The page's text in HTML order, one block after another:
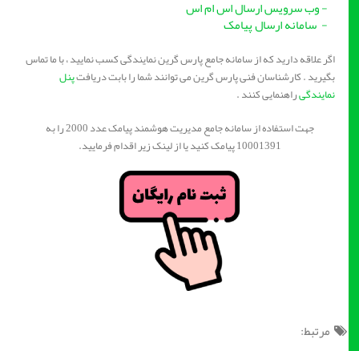
وب سرویس ارسال اس ام اس
- سامانه ارسال پیامک
اگر علاقه دارید که از سامانه جامع پارس گرین نمایندگی کسب نمایید ، با ما تماس
بگیرید . کارشناسان فنی پارس گرین می توانند شما را بابت دریافتپنل
نمایندگیراهنمایی کنند .
جهت استفاده از سامانه جامع مدیریت هوشمند پیامک عدد 2000 را به
10001391 پیامک کنید یا از لینک زیر اقدام فرمایید.
مرتبط: